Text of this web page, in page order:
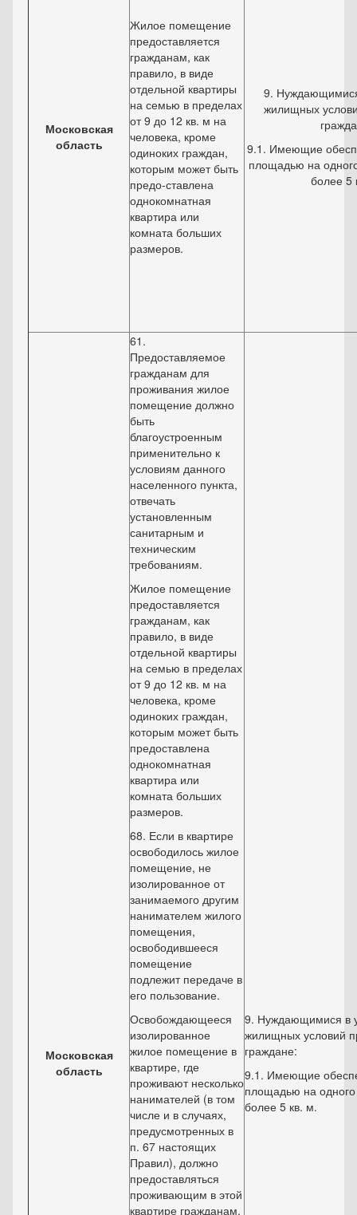
Московская
область
Жилое помещение
предоставляется
гражданам, как
правило, в виде
отдельной квартиры
на семью в пределах
от 9 до 12 кв. м на
человека, кроме
одиноких граждан,
которым может быть
предо-ставлена
однокомнатная
квартира или
комната больших
размеров.
9.
жилищных
9.1. Имеющие
площадью на
более 5
Московская
область
61.
Предоставляемое
гражданам для
проживания жилое
помещение должно
быть
благоустроенным
применительно к
условиям данного
населенного пункта,
отвечать
установленным
санитарным и
техническим
требованиям.
Жилое помещение
предоставляется
гражданам, как
правило, в виде
отдельной квартиры
на семью в пределах
от 9 до 12 кв. м на
человека, кроме
одиноких граждан,
которым может быть
предоставлена
однокомнатная
квартира или
комната больших
размеров.
68. Если в квартире
освободилось жилое
помещение, не
изолированное от
занимаемого другим
нанимателем жилого
помещения,
освободившееся
помещение
подлежит передаче в
его пользование.
Освобождающееся
изолированное
жилое помещение в
квартире, где
проживают несколько
нанимателей (в том
числе и в случаях,
предусмотренных в
п. 67 настоящих
Правил), должно
предоставляться
проживающим в этой
квартире гражданам,
9. Нуждающимися в
жилищных условий
граждане:
9.1. Имеющие
площадью на
более 5 кв. м.